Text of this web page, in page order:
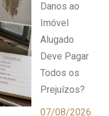
Danos ao
Imóvel
Alugado
Deve Pagar
Todos os
Prejuízos?
07/08/2026